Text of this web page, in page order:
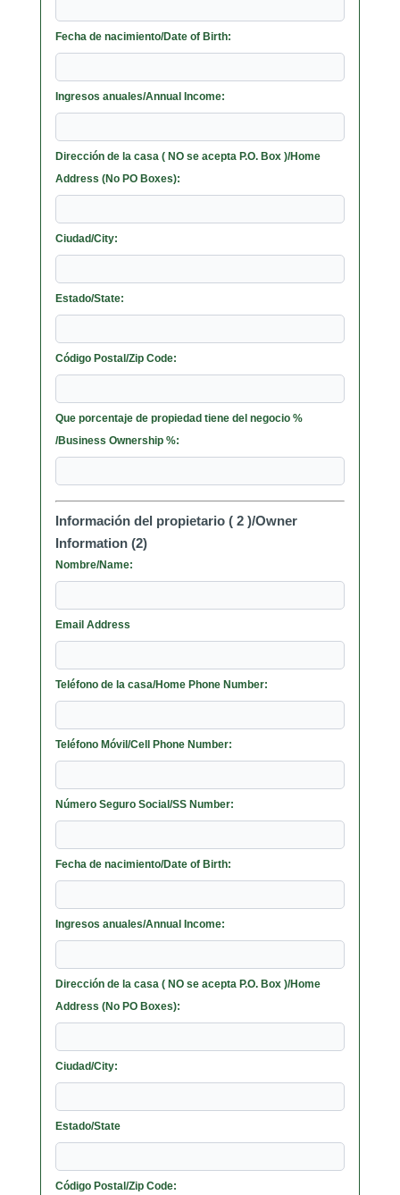
Fecha de nacimiento/Date of Birth:
Ingresos anuales/Annual Income:
Dirección de la casa ( NO se acepta P.O. Box )/Home
Address (No PO Boxes):
Ciudad/City:
Estado/State:
Código Postal/Zip Code:
Que porcentaje de propiedad tiene del negocio %
/Business Ownership %:
Información del propietario ( 2 )/Owner
Information (2)
Nombre/Name:
Email Address
Teléfono de la casa/Home Phone Number:
Teléfono Móvil/Cell Phone Number:
Número Seguro Social/SS Number:
Fecha de nacimiento/Date of Birth:
Ingresos anuales/Annual Income:
Dirección de la casa ( NO se acepta P.O. Box )/Home
Address (No PO Boxes):
Ciudad/City:
Estado/State
Código Postal/Zip Code: